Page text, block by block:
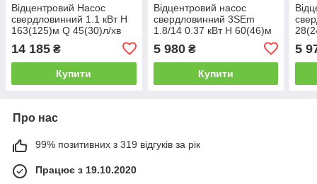
Відцентровий Насос
свердловинний 1.1 кВт H
163(125)м Q 45(30)л/хв
DONGYIN 3SEm1,8/38
(777405)
14 185 ₴
Купити
Відцентровий насос
свердловинний 3SEm
1.8/14 0.37 кВт H 60(46)м
кабель 35м DONGYIN
3SEm1,8/14 (777402)
5 980₴
Купити
5
Про нас
99% позитивних з 319 відгуків за рік
Працює з 19.10.2020